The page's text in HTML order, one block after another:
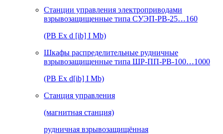
Станции управления электроприводами
взрывозащищенные типа СУЭП-РВ-25…160
(РВ Ex d [ib] I Mb)
Шкафы распределительные рудничные
взрывозащищенные типа ШР-ПП-РВ-100…1000
(РВ Ex d[ib] I Mb)
Станция управления
(магнитная станция)
рудничная взрывозащищённая